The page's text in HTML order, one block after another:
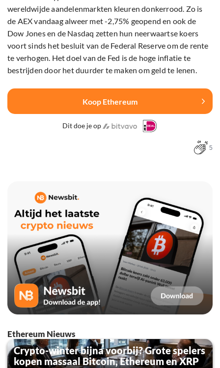
wereldwijde aandelenmarkten kleuren donkerrood. Zo is
de AEX vandaag alweer met -2,75% geopend en ook de
Dow Jones en de Nasdaq zetten hun neerwaartse koers
voort sinds het besluit van de Federal Reserve om de rente
te verhogen. Het doel van de Fed is de hoge inflatie te
bestrijden door het duurder te maken om geld te lenen.
Koop Ethereum
Dit doe je op
5
Ethereum Nieuws
Crypto-winter bijna voorbij? Grote spelers
kopen massaal Bitcoin, Ethereum en XRP